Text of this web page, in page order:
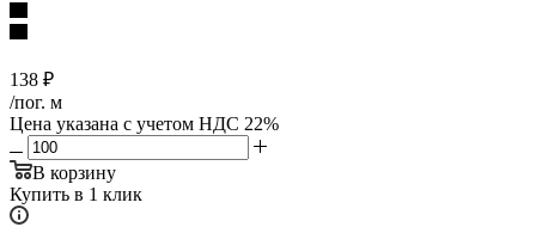
138 ₽
/пог. м
Цена указана с учетом НДС 22%
В корзину
Купить в 1 клик